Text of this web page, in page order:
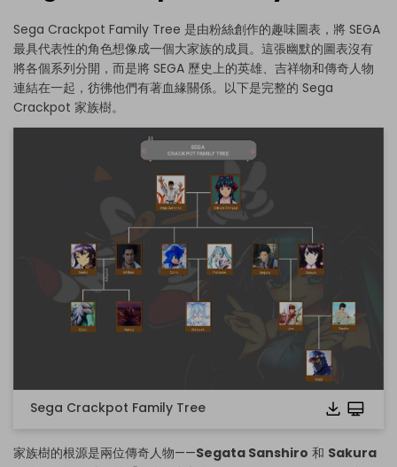
Sega Crackpot Family Tree 是由粉絲創作的趣味圖表，將 SEGA
最具代表性的角色想像成一個大家族的成員。這張幽默的圖表沒有
將各個系列分開，而是將 SEGA 歷史上的英雄、吉祥物和傳奇人物
連結在一起，彷彿他們有著血緣關係。以下是完整的 Sega
Crackpot 家族樹。
Sega Crackpot Family Tree
家族樹的根源是兩位傳奇人物——Segata Sanshiro 和 Sakura